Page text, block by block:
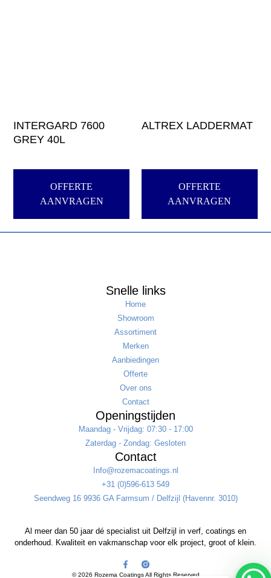
INTERGARD 7600
GREY 40L
OFFERTE
AANVRAGEN
ALTREX LADDERMAT
OFFERTE
AANVRAGEN
Al meer dan 50 jaar dé specialist uit Delfzijl in verf, coatings en
onderhoud. Kwaliteit en vakmanschap voor elk project, groot of klein.
© 2026 Rozema Coatings All Rights Reserved
Snelle links
Home
Showroom
Assortiment
Merken
Aanbiedingen
Offerte
Over ons
Contact
Openingstijden
Maandag - Vrijdag: 07:30 - 17:00
Zaterdag - Zondag: Gesloten
Contact
Info@rozemacoatings.nl
+31 (0)596-613 549
Seendweg 16 9936 GA Farmsum / Delfzijl (Havennr. 3010)